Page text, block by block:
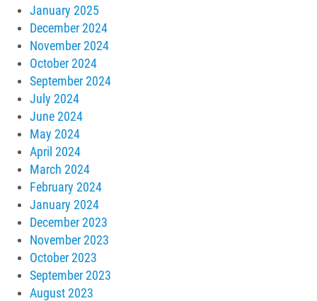
January 2025
December 2024
November 2024
October 2024
September 2024
July 2024
June 2024
May 2024
April 2024
March 2024
February 2024
January 2024
December 2023
November 2023
October 2023
September 2023
August 2023